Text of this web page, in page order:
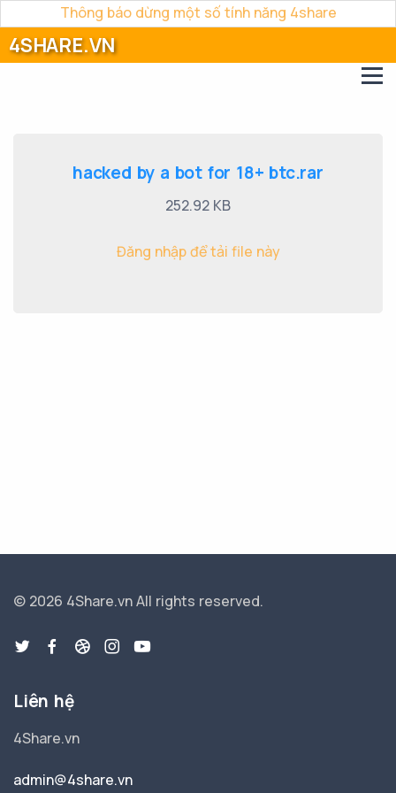
Thông báo dừng một số tính năng 4share
4SHARE.VN
hacked by a bot for 18+ btc.rar
252.92 KB
Đăng nhập để tải file này
© 2026 4Share.vnAll rights reserved.
Liên hệ
4Share.vn
admin@4share.vn